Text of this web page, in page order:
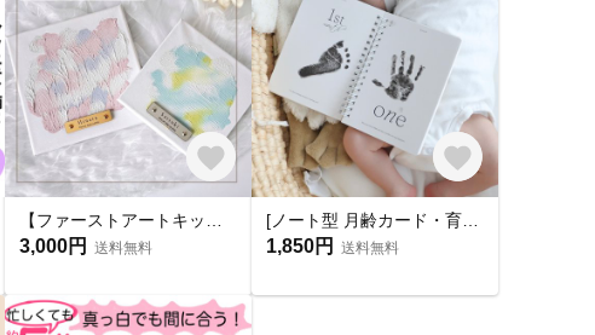
3,000円 送料無料 1,850円 送料無料